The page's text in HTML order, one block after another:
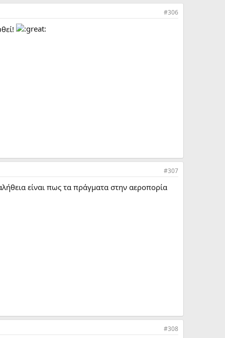
#306
#307
είναι πως τα πράγματα στην αεροπορία
#308